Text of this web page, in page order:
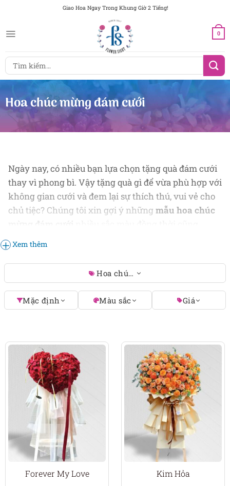
dung
Giao Hoa Ngay Trong Khung Giờ 2 Tiếng!
0
Tìm
kiếm:
Hoa chúc mừng đám cưới
Ngày nay, có nhiều bạn lựa chọn tặng quà đám cưới
thay vì phong bì. Vậy tặng quà gì để vừa phù hợp với
không gian cưới và đem lại sự thích thú, vui vẻ cho
chủ tiệc? Chúng tôi xin gợi ý những mẫu hoa chúc
mang những thông điệp tình yêu sâu sắc chắc chắn
sẽ tô điểm thêm vẻ lịch lãm và thơ mộng cho lễ
cưới.
Xem thêm
Hoa chúc mừng đám cưới
Mặc định Màu sắc Giá
Forever My Love
Kim Hỏa